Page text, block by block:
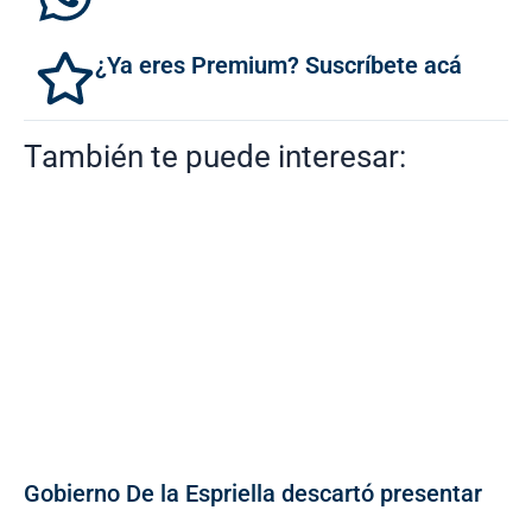
¿Ya eres Premium? Suscríbete acá
También te puede interesar:
Gobierno De la Espriella descartó presentar